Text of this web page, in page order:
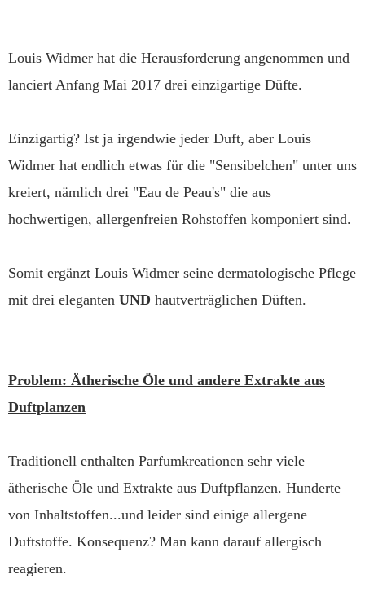
Louis Widmer hat die Herausforderung angenommen und
lanciert Anfang Mai 2017 drei einzigartige Düfte.
Einzigartig? Ist ja irgendwie jeder Duft, aber Louis
Widmer hat endlich etwas für die "Sensibelchen" unter uns
kreiert, nämlich drei "Eau de Peau's" die aus
hochwertigen, allergenfreien Rohstoffen komponiert sind.
Somit ergänzt Louis Widmer seine dermatologische Pflege
mit drei eleganten UND hautverträglichen Düften.
Problem: Ätherische Öle und andere Extrakte aus
Duftplanzen
Traditionell enthalten Parfumkreationen sehr viele
ätherische Öle und Extrakte aus Duftpflanzen. Hunderte
von Inhaltstoffen...und leider sind einige allergene
Duftstoffe. Konsequenz? Man kann darauf allergisch
reagieren.